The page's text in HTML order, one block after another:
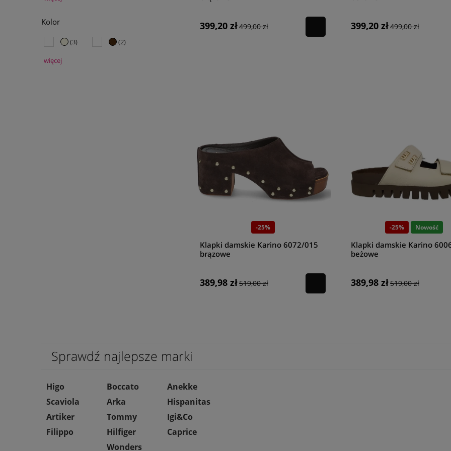
Higo, w której znajdują się klapki na każdą okazję, i znajdź optymalne
Kolor
(3) (2)
więcej
399,20 zł499,00 zł 399,20 zł499,00 zł
-25%
Klapki damskie Karino 6072/015
brązowe
389,98 zł519,00 zł
-25% Nowość
Klapki damskie Karino
beżowe
389,98 zł519,00 zł
Sprawdź najlepsze marki
Higo
Scaviola
Artiker
Filippo
Boccato
Arka
Tommy
Hilfiger
Wonders
Anekke
Hispanitas
Igi&Co
Caprice